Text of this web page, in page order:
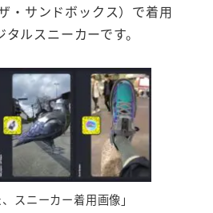
・サンドボックス）で着用
ルスニーカーです。
、スニーカー着用画像」